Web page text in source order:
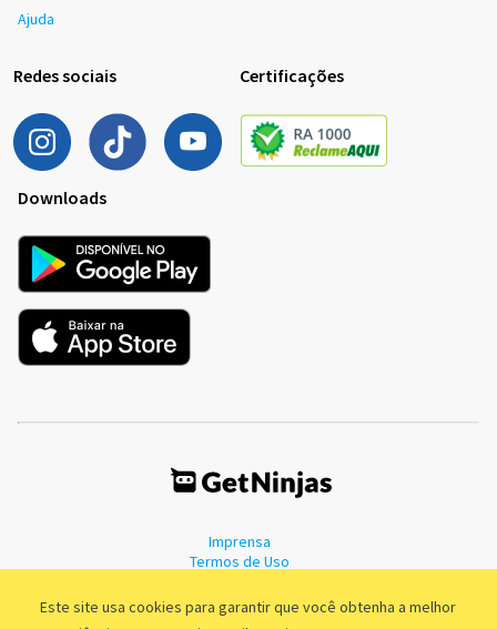
Este site usa cookies para garantir que você obtenha a melhor
Ajuda
Redes sociais Certificações
Downloads
Imprensa
Termos de Uso